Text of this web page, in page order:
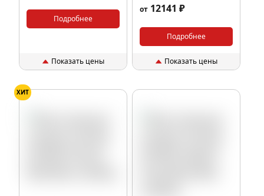
Подробнее
Показать цены
от 12141 ₽
Подробнее
Показать цены
ХИТ